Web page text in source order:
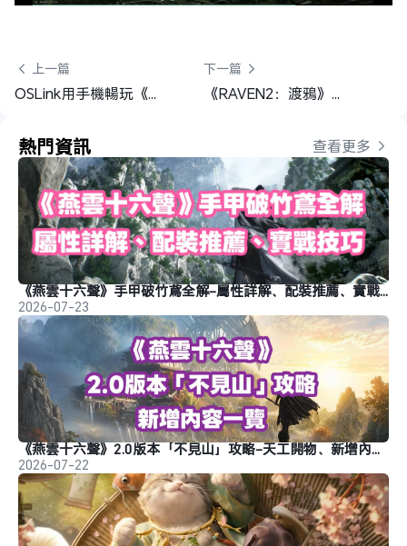
上一篇
OSLink用手機暢玩《明日方舟：終末地》PC版，解鎖自由遊戲新方式！
下一篇
《RAVEN2：渡鴉》多開掛機攻略！自動攢資源高效升級
熱門資訊 查看更多
《燕雲十六聲》手甲破竹鳶全解-屬性詳解、配裝推薦、實戰技巧
2026-07-23
《燕雲十六聲》2.0版本「不見山」攻略-天工開物、新增內容介紹
2026-07-22